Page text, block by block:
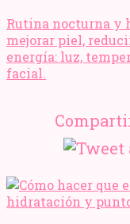
Rutina nocturna y
mejorar piel,
energía: luz,
facial.